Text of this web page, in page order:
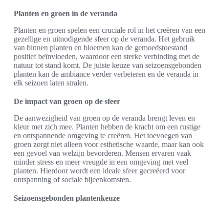
Planten en groen in de veranda
Planten en groen spelen een cruciale rol in het creëren van een
gezellige en uitnodigende sfeer op de veranda. Het gebruik
van binnen planten en bloemen kan de gemoedstoestand
positief beïnvloeden, waardoor een sterke verbinding met de
natuur tot stand komt. De juiste keuze van seizoensgebonden
planten kan de ambiance verder verbeteren en de veranda in
elk seizoen laten stralen.
De impact van groen op de sfeer
De aanwezigheid van groen op de veranda brengt leven en
kleur met zich mee. Planten hebben de kracht om een rustige
en ontspannende omgeving te creëren. Het toevoegen van
groen zorgt niet alleen voor esthetische waarde, maar kan ook
een gevoel van welzijn bevorderen. Mensen ervaren vaak
minder stress en meer vreugde in een omgeving met veel
planten. Hierdoor wordt een ideale sfeer gecreëerd voor
ontspanning of sociale bijeenkomsten.
Seizoensgebonden plantenkeuze